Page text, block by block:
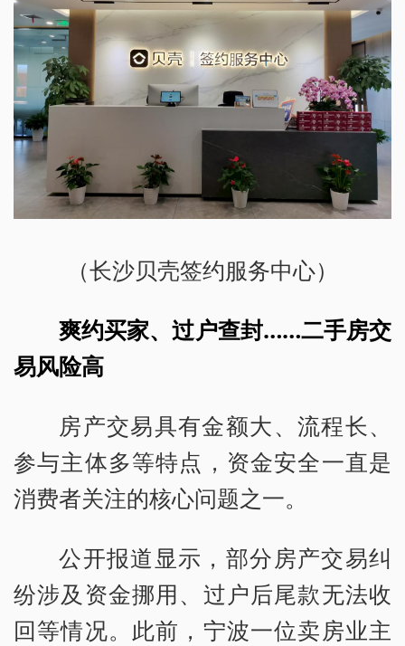
（长沙贝壳签约服务中心）
爽约买家、过户查封……二手房交
易风险高
房产交易具有金额大、流程长、
参与主体多等特点，资金安全一直是
消费者关注的核心问题之一。
公开报道显示，部分房产交易纠
纷涉及资金挪用、过户后尾款无法收
回等情况。此前，宁波一位卖房业主